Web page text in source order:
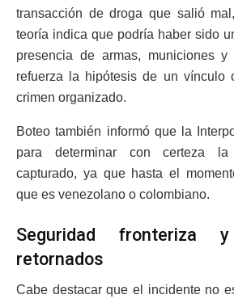
transacción de droga que salió
teoría indica que podría haber sido
presencia de armas, municiones y
refuerza la hipótesis de un vínculo
crimen organizado.
Boteo también informó que la
para determinar con certeza la
capturado, ya que hasta el
que es venezolano o colombiano.
Seguridad fronteriza
retornados
Cabe destacar que el incidente no